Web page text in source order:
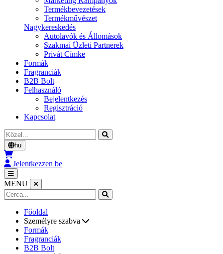
Termékbevezetések
Termékművészet
Nagykereskedés
Autolavók és Állomások
Szakmai Üzleti Partnerek
Privát Címke
Formák
Fragranciák
B2B Bolt
Felhasználó
Bejelentkezés
Regisztráció
Kapcsolat
Cerca
hu
Jelentkezzen be
MENU
Főoldal
Személyre szabva
Formák
Fragranciák
B2B Bolt